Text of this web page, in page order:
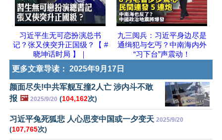
习近平生无可恋扮演总书
记？张又侠突升正国级？【 #
晓坤话时局 】｜
九三阅兵：习近平身边尽是
通缉犯与乞丐？中南海内外
“习下台”声震动！
更多文章导读： 2025年9月17日
颜面尽失!中共军舰互撞2人亡 涉内斗不敢
报 🖼️ 2025/9/20 (104,162次)
习近平兔死狐悲 人心思变中国或一夕变天 2025/9/20
(107,765次)